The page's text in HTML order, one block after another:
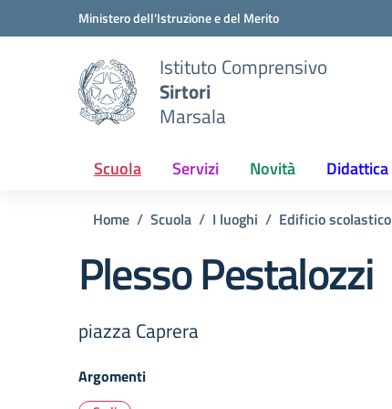
Vai ai contenuti
Vai al menu di navigazioneMinistero dell'Istruzione e del Merito
Istituto Comprensivo
Sirtori
Marsala
Scuola Servizi Novità Didattica
Home Scuola I luoghi Edificio scolastico
Plesso Pestalozzi
piazza Caprera
Argomenti